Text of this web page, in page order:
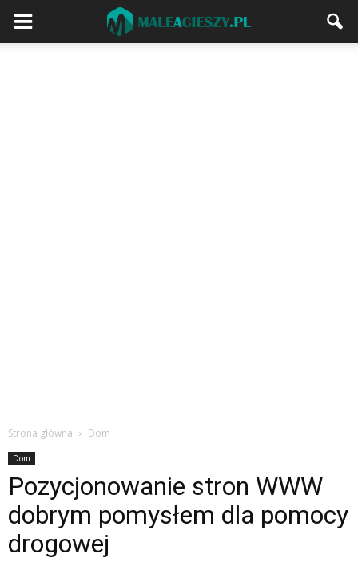
Strona główna Dom
Dom
Pozycjonowanie stron WWW
dobrym pomysłem dla pomocy
drogowej